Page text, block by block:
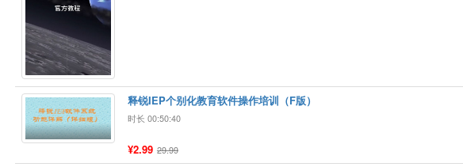
释锐IEP个别化教育软件操作培训（F版）
时长 00:50:40
¥2.99 29.99